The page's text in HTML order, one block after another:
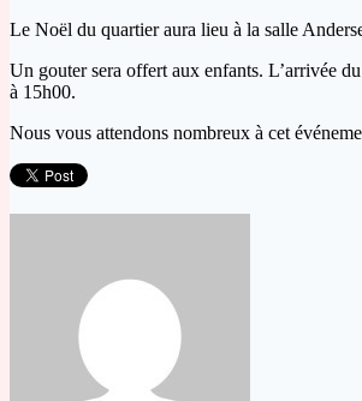
Le Noël du quartier aura lieu à la salle
Un gouter sera offert aux enfants. L’arrivée
à 15h00.
Nous vous attendons nombreux à cet